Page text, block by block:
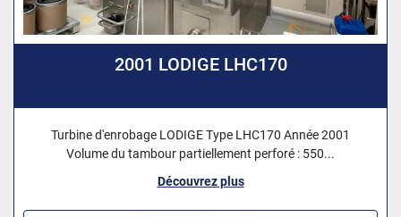
2001 LODIGE LHC170
Turbine d'enrobage LODIGE Type LHC170 Année 2001
Volume du tambour partiellement perforé : 550...
Découvrez plus